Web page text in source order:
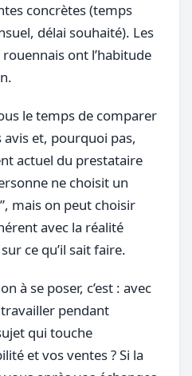
concrètes (temps
délai souhaité). Les
ont l’habitude
le temps de comparer
et, pourquoi pas,
actuel du prestataire
ne choisit un
mais on peut choisir
avec la réalité
ce qu’il sait faire.
à se poser, c’est : avec
pendant
qui touche
et vos ventes ? Si la